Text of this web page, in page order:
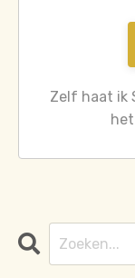
Zelf haat ik